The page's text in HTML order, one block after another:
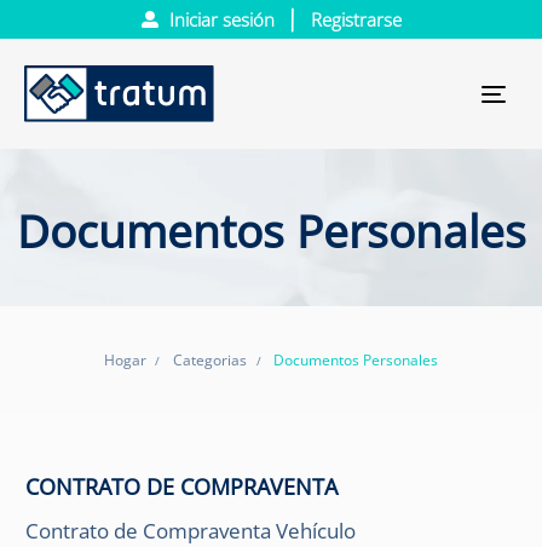
Iniciar sesión Registrarse
Documentos Personales
Hogar Categorias Documentos Personales
CONTRATO DE COMPRAVENTA
Contrato de Compraventa Vehículo